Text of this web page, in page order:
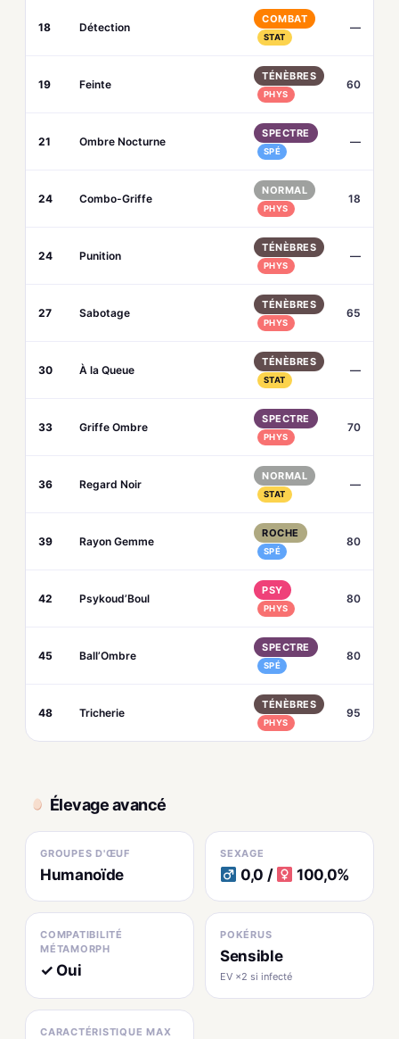
18 Détection
COMBAT
STAT
—
19 Feinte
TÉNÈBRES
PHYS
60
21 Ombre Nocturne
SPECTRE
SPÉ
—
24 Combo-Griffe
NORMAL
PHYS
18
24 Punition
TÉNÈBRES
PHYS
—
27 Sabotage
TÉNÈBRES
PHYS
65
30 À la Queue
TÉNÈBRES
STAT
—
33 Griffe Ombre
SPECTRE
PHYS
70
36 Regard Noir
NORMAL
STAT
—
39 Rayon Gemme
ROCHE
SPÉ
80
42 Psykoud’Boul
PSY
PHYS
80
45 Ball’Ombre
SPECTRE
SPÉ
80
48 Tricherie
TÉNÈBRES
PHYS
95
Élevage avancé
GROUPES D'ŒUF
Humanoïde
SEXAGE
0,0 / 100,0%
COMPATIBILITÉ
MÉTAMORPH
✓ Oui
POKÉRUS
Sensible
EV ×2 si infecté
CARACTÉRISTIQUE MAX